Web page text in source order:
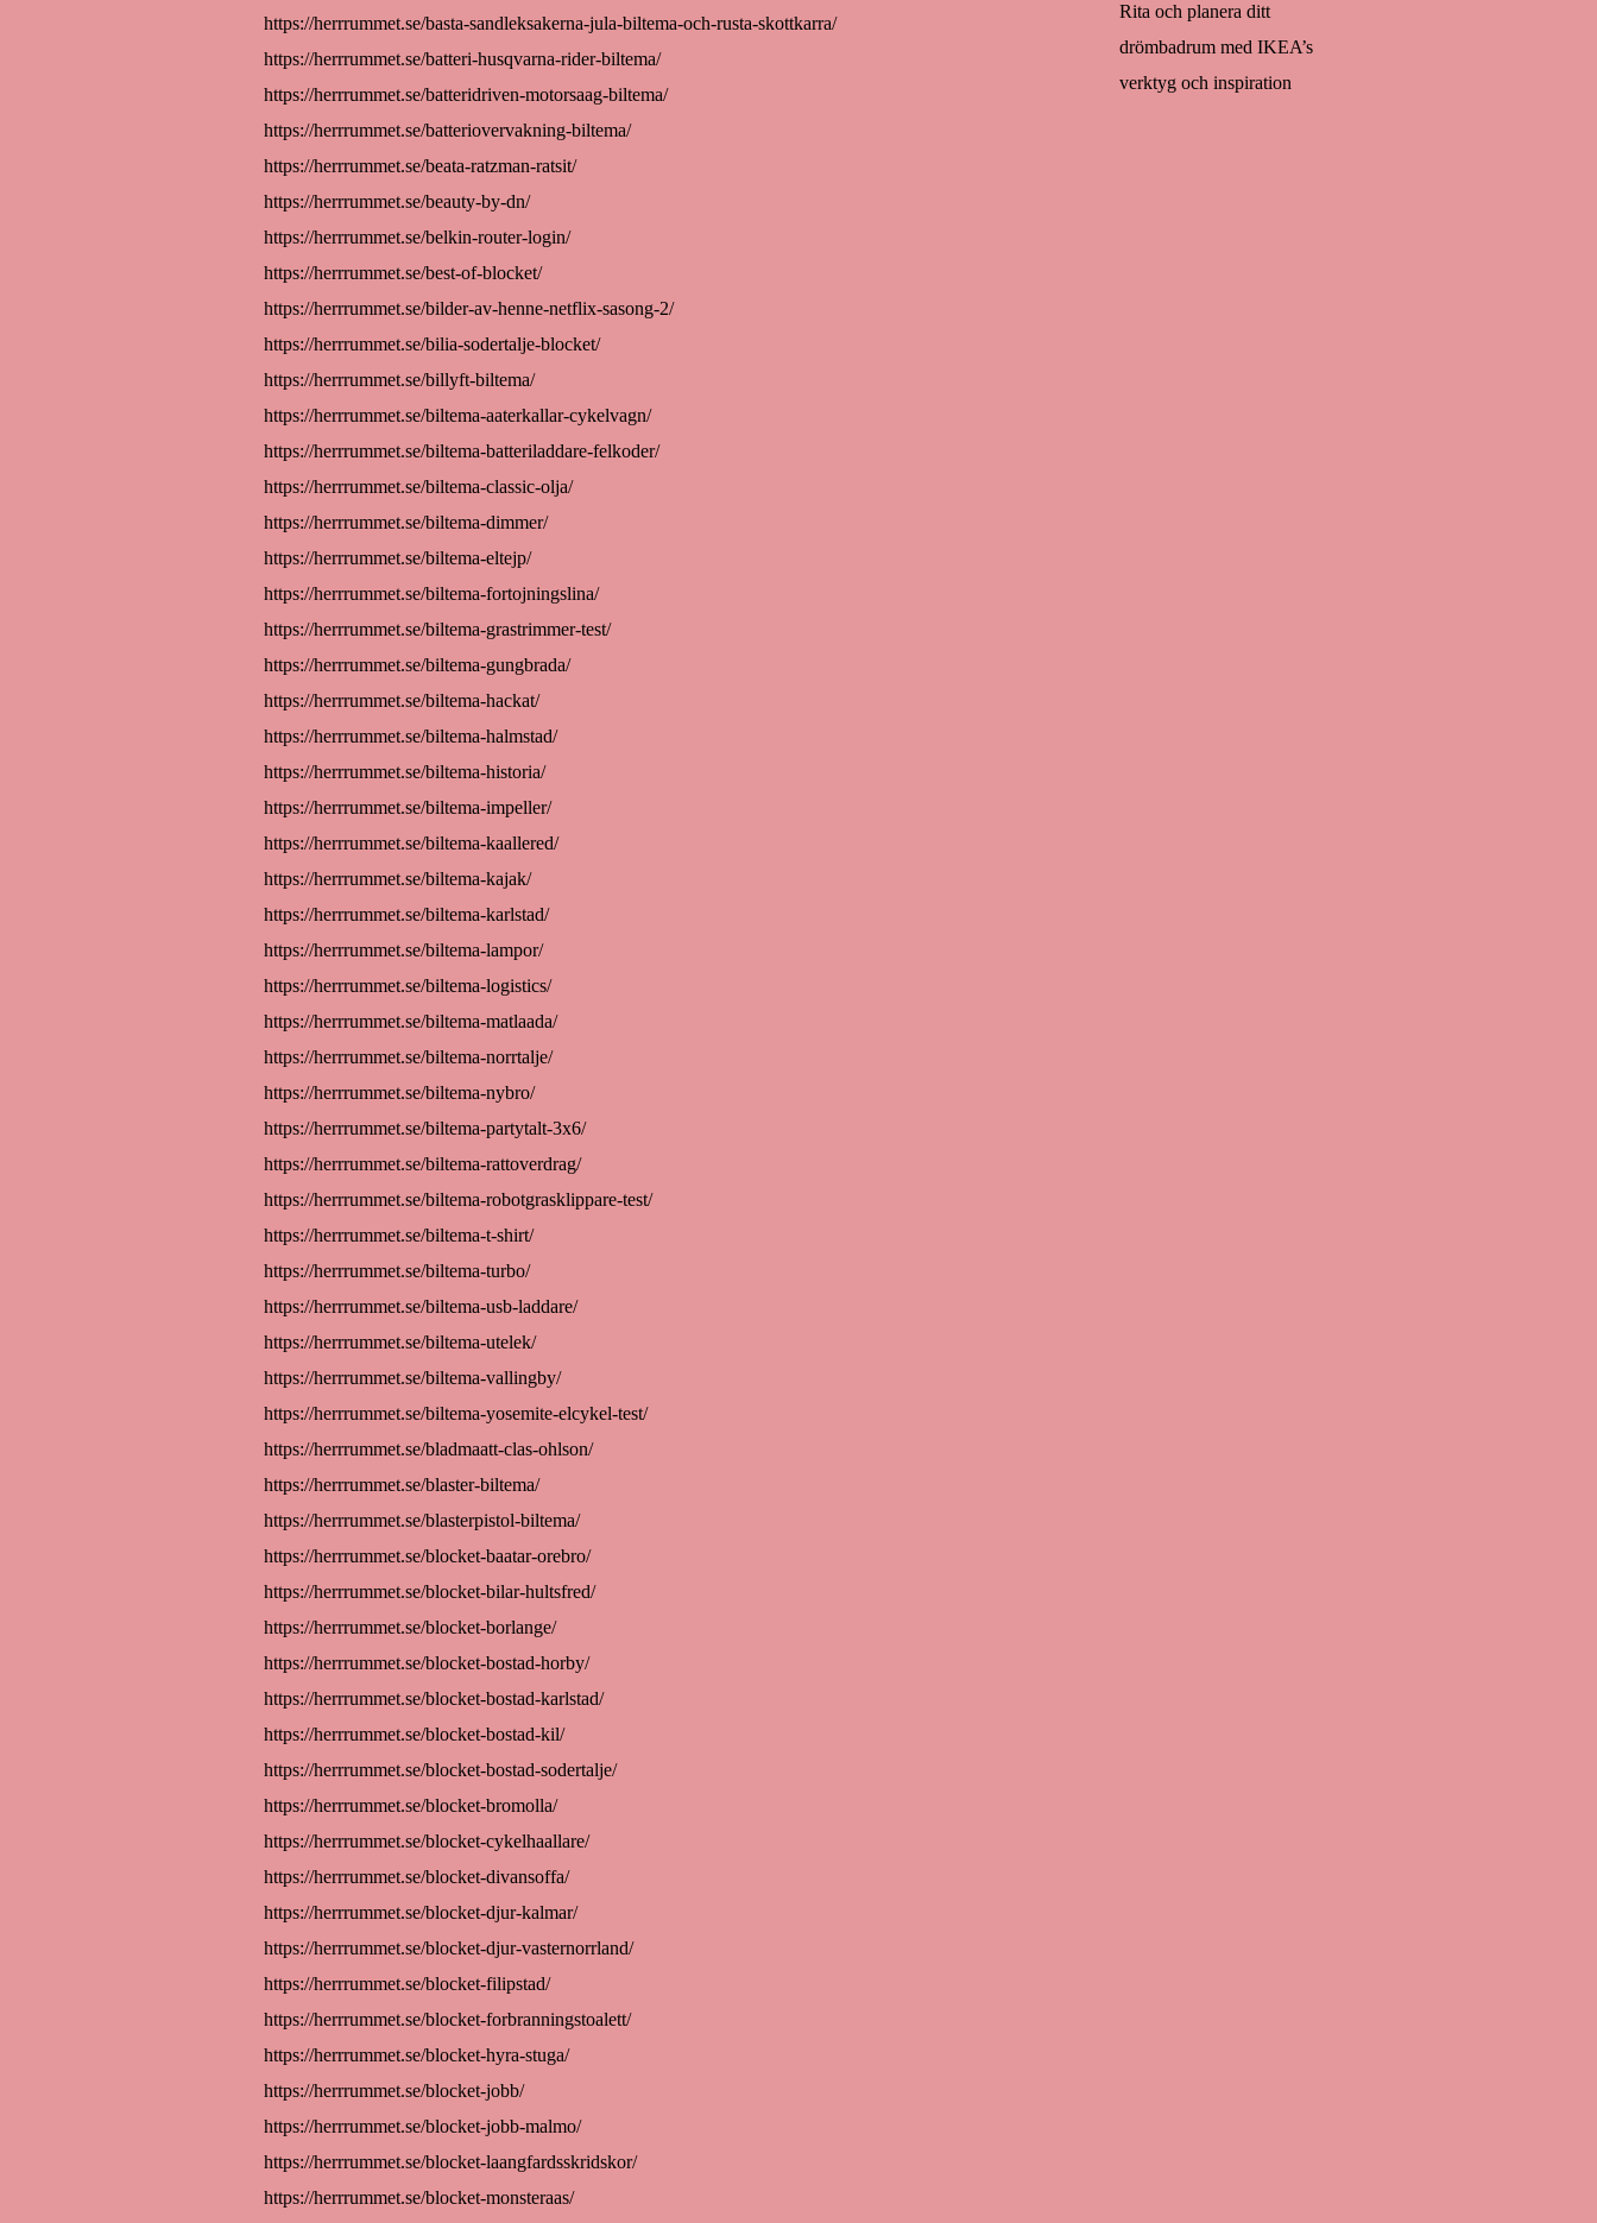
https://herrrummet.se/basta-sandleksakerna-jula-biltema-och-rusta-skottkarra/
https://herrrummet.se/batteri-husqvarna-rider-biltema/
https://herrrummet.se/batteridriven-motorsaag-biltema/
https://herrrummet.se/batteriovervakning-biltema/
https://herrrummet.se/beata-ratzman-ratsit/
https://herrrummet.se/beauty-by-dn/
https://herrrummet.se/belkin-router-login/
https://herrrummet.se/best-of-blocket/
https://herrrummet.se/bilder-av-henne-netflix-sasong-2/
https://herrrummet.se/bilia-sodertalje-blocket/
https://herrrummet.se/billyft-biltema/
https://herrrummet.se/biltema-aaterkallar-cykelvagn/
https://herrrummet.se/biltema-batteriladdare-felkoder/
https://herrrummet.se/biltema-classic-olja/
https://herrrummet.se/biltema-dimmer/
https://herrrummet.se/biltema-eltejp/
https://herrrummet.se/biltema-fortojningslina/
https://herrrummet.se/biltema-grastrimmer-test/
https://herrrummet.se/biltema-gungbrada/
https://herrrummet.se/biltema-hackat/
https://herrrummet.se/biltema-halmstad/
https://herrrummet.se/biltema-historia/
https://herrrummet.se/biltema-impeller/
https://herrrummet.se/biltema-kaallered/
https://herrrummet.se/biltema-kajak/
https://herrrummet.se/biltema-karlstad/
https://herrrummet.se/biltema-lampor/
https://herrrummet.se/biltema-logistics/
https://herrrummet.se/biltema-matlaada/
https://herrrummet.se/biltema-norrtalje/
https://herrrummet.se/biltema-nybro/
https://herrrummet.se/biltema-partytalt-3x6/
https://herrrummet.se/biltema-rattoverdrag/
https://herrrummet.se/biltema-robotgrasklippare-test/
https://herrrummet.se/biltema-t-shirt/
https://herrrummet.se/biltema-turbo/
https://herrrummet.se/biltema-usb-laddare/
https://herrrummet.se/biltema-utelek/
https://herrrummet.se/biltema-vallingby/
https://herrrummet.se/biltema-yosemite-elcykel-test/
https://herrrummet.se/bladmaatt-clas-ohlson/
https://herrrummet.se/blaster-biltema/
https://herrrummet.se/blasterpistol-biltema/
https://herrrummet.se/blocket-baatar-orebro/
https://herrrummet.se/blocket-bilar-hultsfred/
https://herrrummet.se/blocket-borlange/
https://herrrummet.se/blocket-bostad-horby/
https://herrrummet.se/blocket-bostad-karlstad/
https://herrrummet.se/blocket-bostad-kil/
https://herrrummet.se/blocket-bostad-sodertalje/
https://herrrummet.se/blocket-bromolla/
https://herrrummet.se/blocket-cykelhaallare/
https://herrrummet.se/blocket-divansoffa/
https://herrrummet.se/blocket-djur-kalmar/
https://herrrummet.se/blocket-djur-vasternorrland/
https://herrrummet.se/blocket-filipstad/
https://herrrummet.se/blocket-forbranningstoalett/
https://herrrummet.se/blocket-hyra-stuga/
https://herrrummet.se/blocket-jobb/
https://herrrummet.se/blocket-jobb-malmo/
https://herrrummet.se/blocket-laangfardsskridskor/
https://herrrummet.se/blocket-monsteraas/
Rita och planera ditt
drömbadrum med IKEA’s
verktyg och inspiration